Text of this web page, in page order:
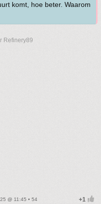
komt, hoe beter. Waarom
Refinery89
@ 11:45 • 54